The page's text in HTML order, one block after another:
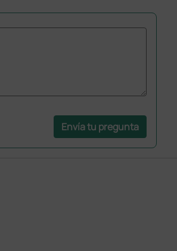
Envía tu pregunta